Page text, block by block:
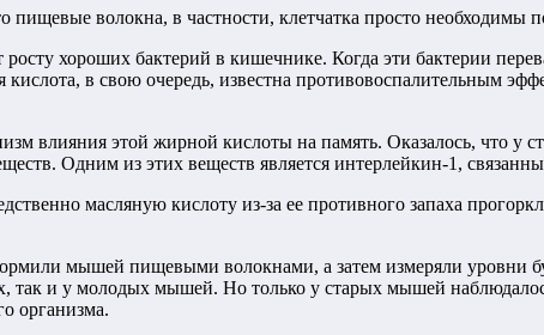
волокна, в частности, клетчатка просто
хороших бактерий в кишечнике. Когда эти бактерии
в свою очередь, известна противовоспалительным
влияния этой жирной кислоты на память. Оказалось, что
Одним из этих веществ является интерлейкин-1,
масляную кислоту из-за ее противного запаха
мышей пищевыми волокнами, а затем измеряли уровни
так и у молодых мышей. Но только у старых мышей
организма.